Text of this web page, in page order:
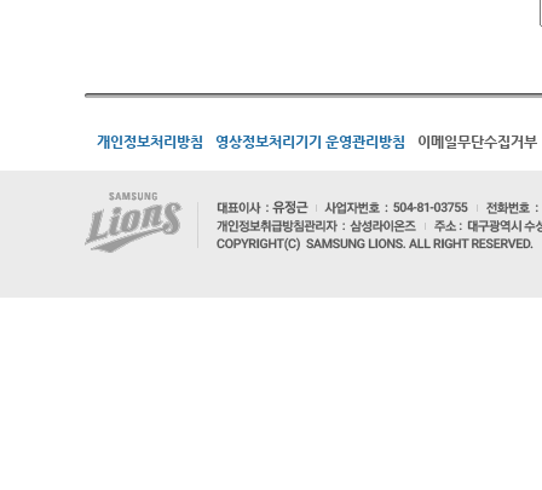
개인정보처리방침 영상정보처리기기 운영관리방침 이메일무단수집거부